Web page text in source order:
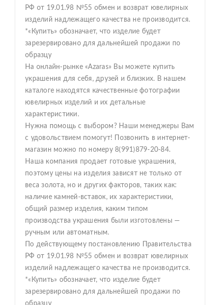
РФ от 19.01.98 №55 обмен и возврат ювелирных
изделий надлежащего качества не производится.
*«Купить» обозначает, что изделие будет
зарезервировано для дальнейшей продажи по
образцу
На онлайн-рынке «Azaras» Вы можете купить
украшения для себя, друзей и близких. В нашем
каталоге находятся качественные фотографии
ювелирных изделий и их детальные
характеристики.
Нужна помощь с выбором? Наши менеджеры Вам
с удовольствием помогут! Позвонить в интернет-
магазин можно по номеру 8(991)879-20-84.
Наша компания продает готовые украшения,
поэтому цены на изделия зависят не только от
веса золота, но и других факторов, таких как:
наличие камней-вставок, их характеристики,
общий размер изделия, каким типом
производства украшения были изготовлены —
ручным или автоматным.
По действующему постановлению Правительства
РФ от 19.01.98 №55 обмен и возврат ювелирных
изделий надлежащего качества не производится.
*«Купить» обозначает, что изделие будет
зарезервировано для дальнейшей продажи по
образцу